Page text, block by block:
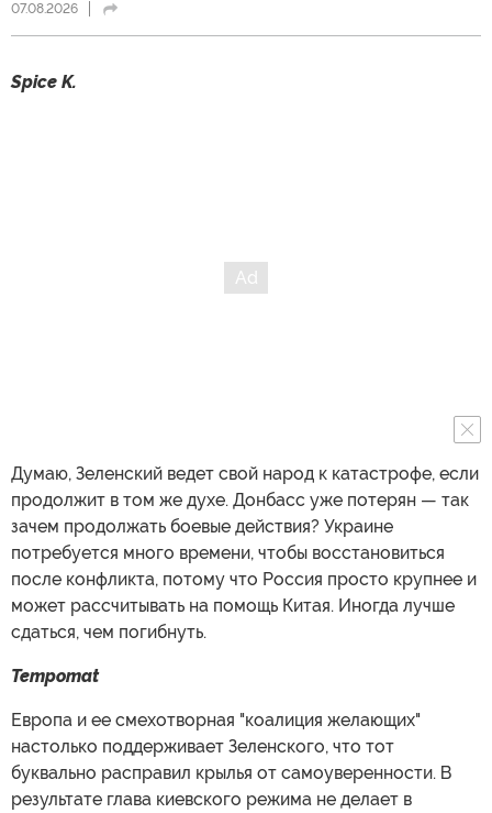
07.08.2026
Spice K.
Думаю, Зеленский ведет свой народ к катастрофе, если
продолжит в том же духе. Донбасс уже потерян — так
зачем продолжать боевые действия? Украине
потребуется много времени, чтобы восстановиться
после конфликта, потому что Россия просто крупнее и
может рассчитывать на помощь Китая. Иногда лучше
сдаться, чем погибнуть.
Tempomat
Европа и ее смехотворная "коалиция желающих"
настолько поддерживает Зеленского, что тот
буквально расправил крылья от самоуверенности. В
результате глава киевского режима не делает в